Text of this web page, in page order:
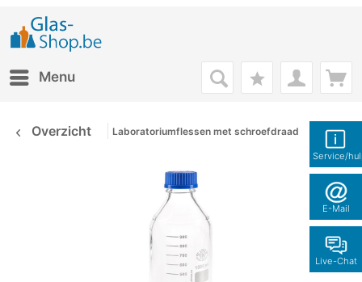
Service/
E-Mail
Live-Chat
Menu
Overzicht Laboratoriumflessen met schroefdraad